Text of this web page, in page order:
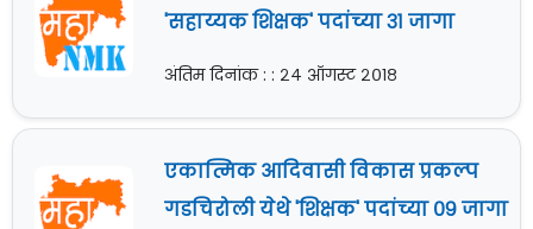
'सहाय्यक शिक्षक' पदांच्या ३१ जागा
अंतिम दिनांक : : २४ ऑगस्ट २०१८
एकात्मिक आदिवासी विकास प्रकल्प
गडचिरोली येथे 'शिक्षक' पदांच्या ०९ जागा